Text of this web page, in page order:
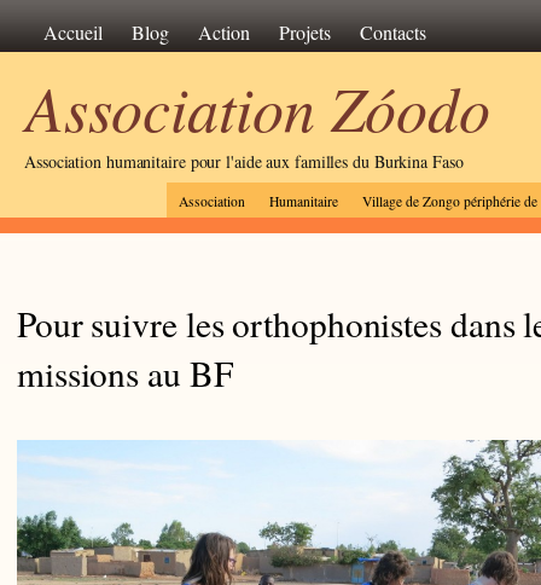
Accueil Blog Action Projets Contacts
Association Zóodo
Association humanitaire pour l'aide aux familles du Burkina Faso
Association Humanitaire Village de Zongo périphérie de
Pour suivre les orthophonistes dans
missions au BF